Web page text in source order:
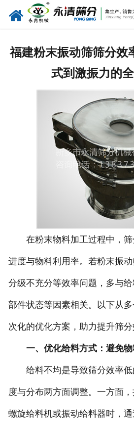
福建粉末振动筛筛分效
式到激振力的
在粉末物料加工过程中，筛
进度与物料利用率。若粉末振动
分级不充分等效率问题，多与给
部件状态等因素相关。以下从
次化的优化方案，助力提升筛分
一、优化给料方式：避免
给料不均是导致筛分效率低
度与分布两方面调整。一方面
螺旋给料机或振动给料器时，